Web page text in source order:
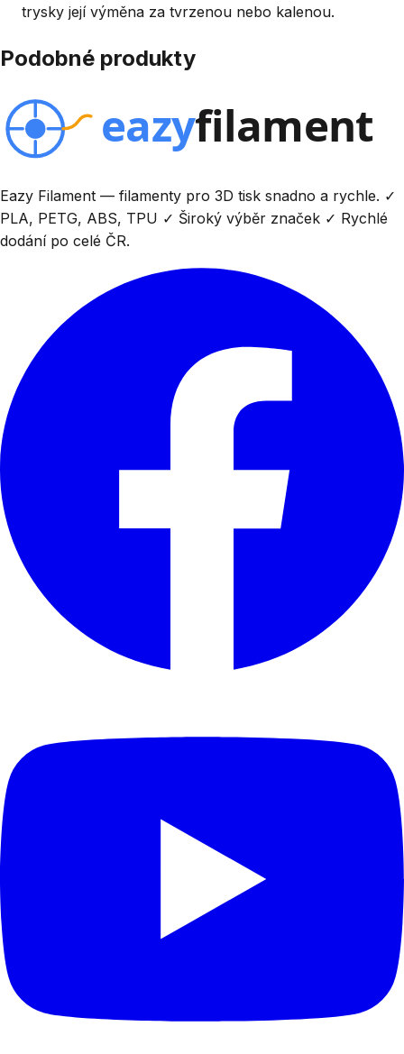
trysky její výměna za tvrzenou nebo kalenou.
Podobné produkty
Eazy Filament — filamenty pro 3D tisk snadno a rychle. ✓
PLA, PETG, ABS, TPU ✓ Široký výběr značek ✓ Rychlé
dodání po celé ČR.